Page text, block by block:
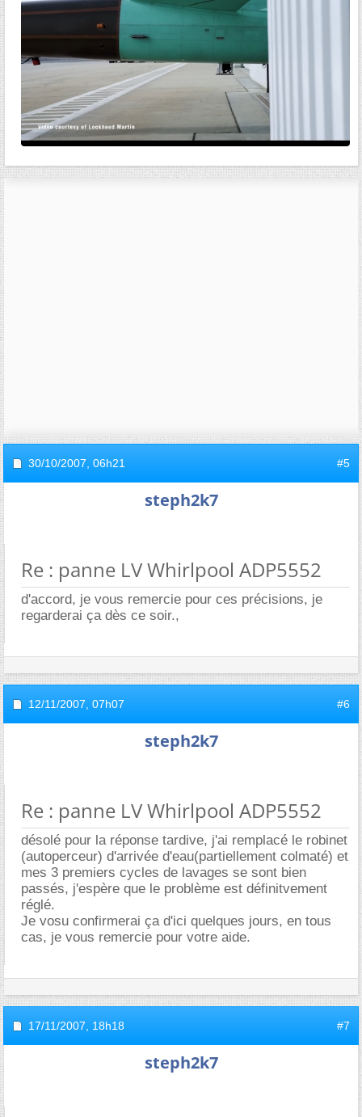
30/10/2007, 06h21 #5
steph2k7
Re : panne LV Whirlpool ADP5552
d'accord, je vous remercie pour ces précisions, je
regarderai ça dès ce soir.,
12/11/2007, 07h07 #6
steph2k7
Re : panne LV Whirlpool ADP5552
désolé pour la réponse tardive, j'ai remplacé le robinet
(autoperceur) d'arrivée d'eau(partiellement colmaté) et
mes 3 premiers cycles de lavages se sont bien
passés, j'espère que le problème est définitvement
réglé.
Je vosu confirmerai ça d'ici quelques jours, en tous
cas, je vous remercie pour votre aide.
17/11/2007, 18h18 #7
steph2k7